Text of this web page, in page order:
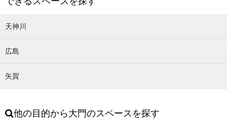
天神川
広島
矢賀
他の目的から大門のスペースを探す